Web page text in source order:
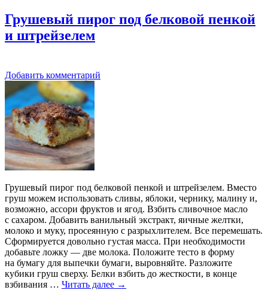
Грушевый пирог под белковой пенкой
и штрейзелем
Добавить комментарий
Грушевый пирог под белковой пенкой и штрейзелем. Вместо
груш можем использовать сливы, яблоки, чернику, малину и,
возможно, ассори фруктов и ягод. Взбить сливочное масло
с сахаром. Добавить ванильный экстракт, яичные желтки,
молоко и муку, просеянную с разрыхлителем. Все перемешать.
Сформируется довольно густая масса. При необходимости
добавьте ложку — две молока. Положите тесто в форму
на бумагу для выпечки бумаги, выровняйте. Разложите
кубики груш сверху. Белки взбить до жесткости, в конце
взбивания … Читать далее →